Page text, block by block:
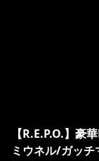
【R.E.P.O.】豪
ミウネル/ガッチ